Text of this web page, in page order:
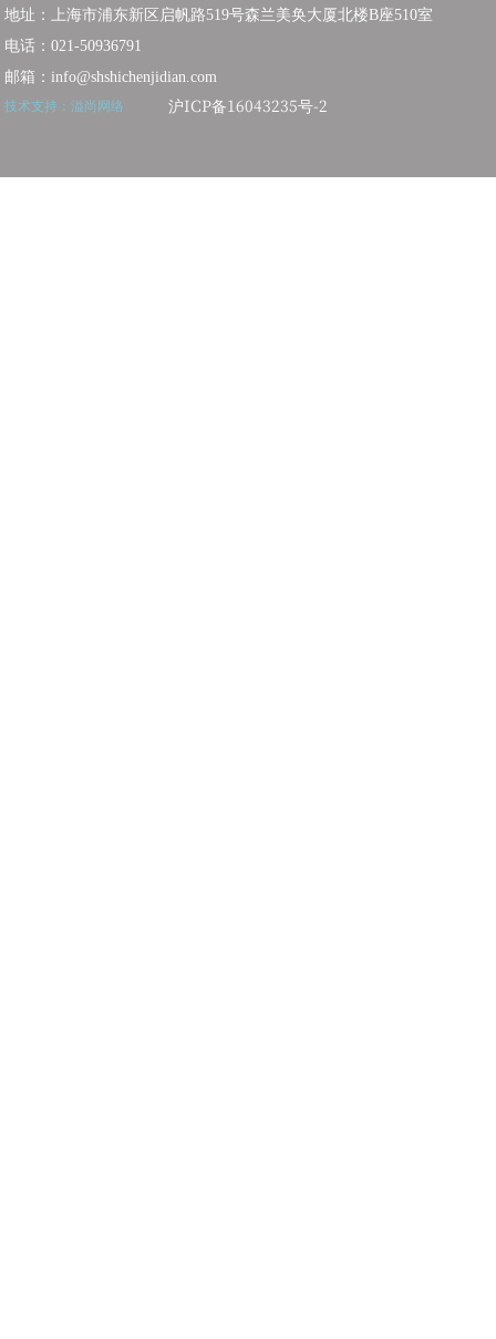
地址：上海市浦东新区启帆路519号森兰美奂大厦北楼B座510室
电话：021-50936791
邮箱：info@shshichenjidian.com
技术支持： 溢尚网络 沪ICP备16043235号-2